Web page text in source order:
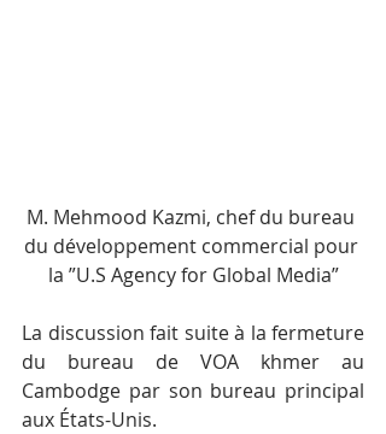
M. Mehmood Kazmi, chef du bureau
du développement commercial pour
la ”U.S Agency for Global Media”
La discussion fait suite à la fermeture
du bureau de VOA khmer au
Cambodge par son bureau principal
aux États-Unis.